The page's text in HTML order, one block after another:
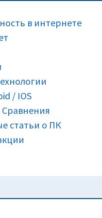
в интернете
/ IOS
статьи о ПК